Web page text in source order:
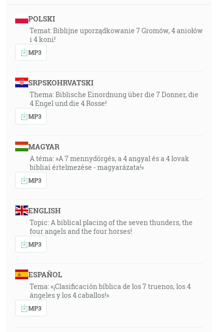
POLSKI
Temat: Biblijne uporządkowanie 7 Gromów, 4 aniołów
i 4 koni!
MP3
SRPSKOHRVATSKI
Thema: Biblische Einordnung über die 7 Donner, die
4 Engel und die 4 Rosse!
MP3
MAGYAR
A téma: »A 7 mennydörgés, a 4 angyal és a 4 lovak
bibliai értelmezése - magyarázata!«
MP3
ENGLISH
Topic: A biblical placing of the seven thunders, the
four angels and the four horses!
MP3
ESPAÑOL
Tema: «¡Clasificación bíblica de los 7 truenos, los 4
ángeles y los 4 caballos!»
MP3